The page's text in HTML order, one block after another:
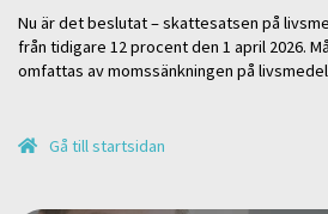
Nu är det beslutat – skattesatsen på
från tidigare 12 procent den 1 april 2026.
omfattas av momssänkningen på
Gå till startsidan